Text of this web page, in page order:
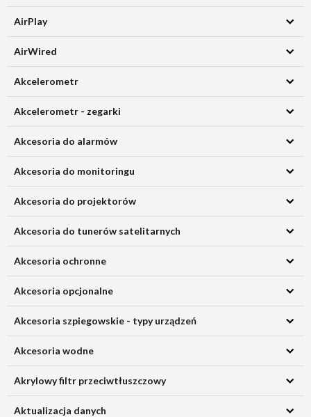
AirPlay
AirWired
Akcelerometr
Akcelerometr - zegarki
Akcesoria do alarmów
Akcesoria do monitoringu
Akcesoria do projektorów
Akcesoria do tunerów satelitarnych
Akcesoria ochronne
Akcesoria opcjonalne
Akcesoria szpiegowskie - typy urządzeń
Akcesoria wodne
Akrylowy filtr przeciwtłuszczowy
Aktualizacja danych